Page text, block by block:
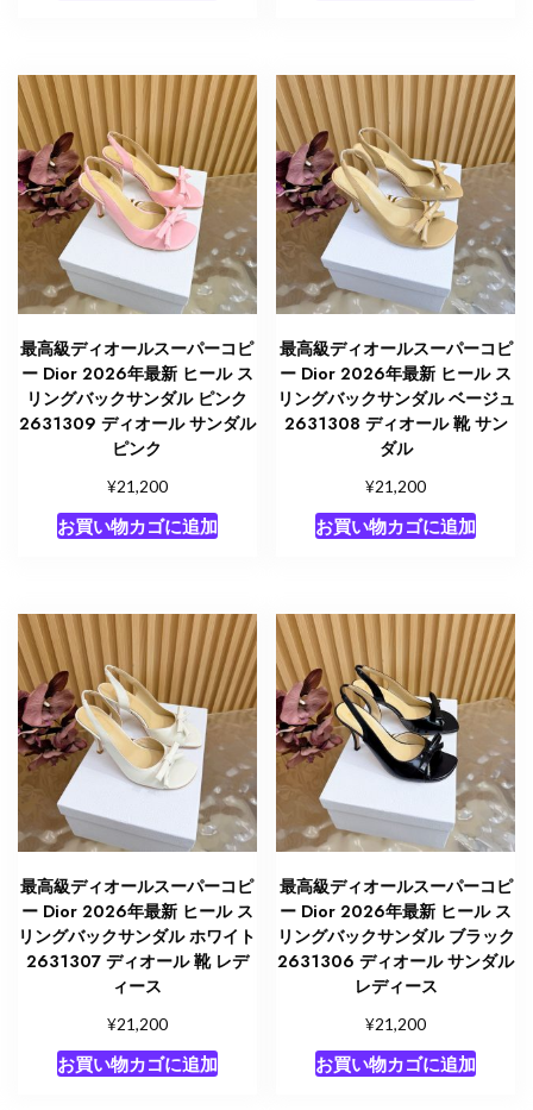
最高級ディオールスーパーコピ
ー Dior 2026年最新 ヒール ス
リングバックサンダル ピンク
2631309 ディオール サンダル
ピンク
¥21,200
お買い物カゴに追加
最高級ディオールスーパーコピ
ー Dior 2026年最新 ヒール ス
リングバックサンダル ベージュ
2631308 ディオール 靴 サン
ダル
¥21,200
お買い物カゴに追加
最高級ディオールスーパーコピ
ー Dior 2026年最新 ヒール ス
リングバックサンダル ホワイト
2631307 ディオール 靴 レデ
ィース
¥21,200
お買い物カゴに追加
最高級ディオールスーパーコピ
ー Dior 2026年最新 ヒール ス
リングバックサンダル ブラック
2631306 ディオール サンダル
レディース
¥21,200
お買い物カゴに追加